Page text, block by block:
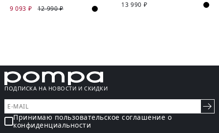
9 093 ₽
12 990 ₽
13 990 ₽
ПОДПИСКА НА НОВОСТИ И СКИДКИ
Принимаю пользовательское соглашение о
конфиденциальности